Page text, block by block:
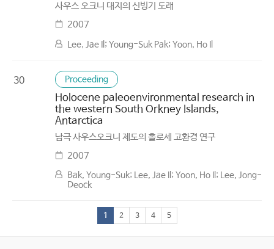
사우스 오크니 대지의 신빙기 도래
2007
Lee, Jae Il; Young-Suk Pak; Yoon, Ho Il
30 Proceeding
Holocene paleoenvironmental research in
the western South Orkney Islands,
Antarctica
남극 사우스오크니 제도의 홀로세 고환경 연구
2007
Bak, Young-Suk; Lee, Jae Il; Yoon, Ho Il; Lee, Jong-
Deock
1 2 3 4 5